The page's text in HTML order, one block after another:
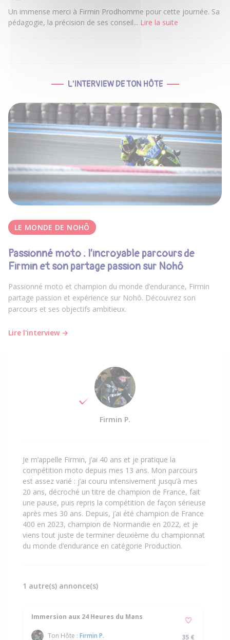
Un immense merci à Firmin Prodhomme pour cette journée. Sa
pédagogie, la précision de ses conseil... Lire la suite
L'INTERVIEW DE TON HÔTE
LE MONDE DE NOHÔ
Passionné moto : l’incroyable parcours de
Firmin et son partage passion sur Nohô
Passionné moto et champion du monde d’endurance, Firmin
partage passion et expérience sur Nohô. Découvrez son
parcours et ses objectifs ambitieux.
Lire l'interview →
Firmin P.
Je m’appelle Firmin, j’ai 40 ans et je pratique la
compétition moto depuis mes 13 ans. Mon parcours
est assez varié : j’ai couru intensivement jusqu’à mes
20 ans, décroché un titre de champion de France, fait
une pause, puis repris la compétition de façon sérieuse
après mes 30 ans. Depuis, j’ai été champion de France
400 en 2023, champion de Normandie en 2022, et je
viens tout juste de terminer deuxième du championnat
du monde d’endurance en catégorie Production.
1 autre(s) annonce(s)
Immersion aux 24 Heures du Mans
Ton Hôte : Firmin P. 35 €